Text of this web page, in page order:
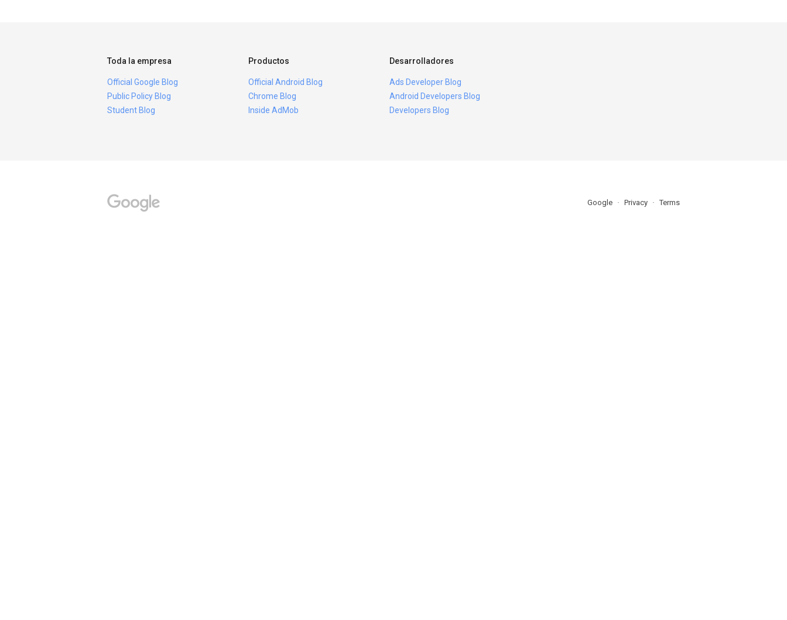
Toda la empresa
Official Google Blog
Public Policy Blog
Student Blog
Productos
Official Android Blog
Chrome Blog
Inside AdMob
Desarrolladores
Ads Developer Blog
Android Developers Blog
Developers Blog
Google Privacy Terms